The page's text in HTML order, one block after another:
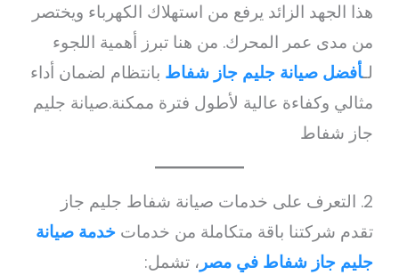
هذا الجهد الزائد يرفع من استهلاك الكهرباء ويختصر
من مدى عمر المحرك. من هنا تبرز أهمية اللجوء
لـأفضل صيانة جليم جاز شفاط بانتظام لضمان أداء
مثالي وكفاءة عالية لأطول فترة ممكنة.صيانة جليم
جاز شفاط
2. التعرف على خدمات صيانة شفاط جليم جاز
تقدم شركتنا باقة متكاملة من خدماتخدمة صيانة
جليم جاز شفاط في مصر ، تشمل: